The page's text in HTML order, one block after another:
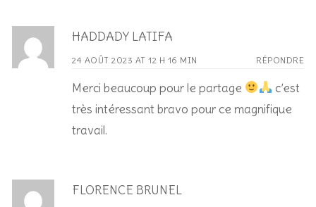
HADDADY LATIFA
24 AOÛT 2023 AT 12 H 16 MIN RÉPONDRE
Merci beaucoup pour le partage
c’est
très intéressant bravo pour ce magnifique
travail.
FLORENCE BRUNEL